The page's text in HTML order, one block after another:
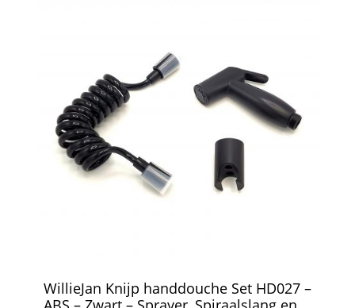
WillieJan Knijp handdouche Set HD027 –